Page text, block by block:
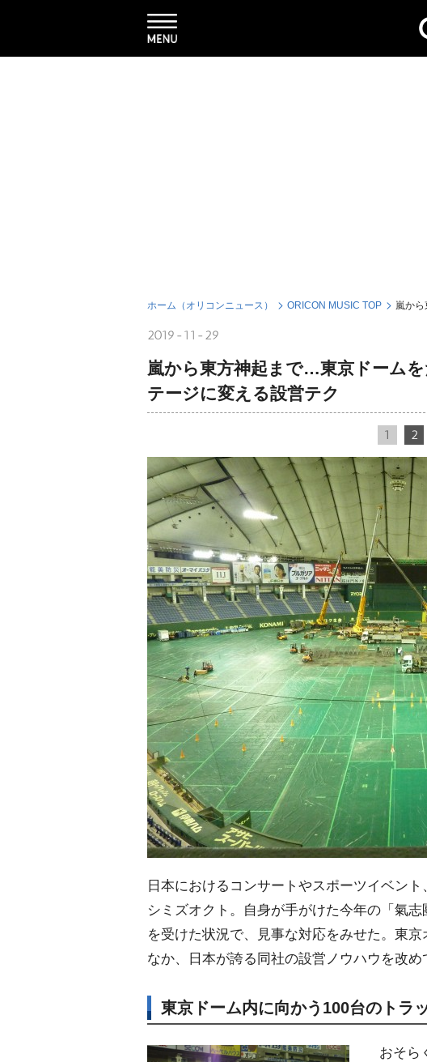
ホーム（オリコンニュース） ORICON MUSIC TOP 嵐か
2019-11-29
嵐から東方神起まで…東京ドーム
テージに変える設営テク
1 2
日本におけるコンサートやスポーツイベン
シミズオクト。自身が手がけた今年の「氣
を受けた状況で、見事な対応をみせた。東
なか、日本が誇る同社の設営ノウハウを改め
東京ドーム内に向かう100台のトラ
おそら